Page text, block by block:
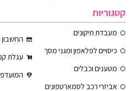
קטגוריות
מעבדת תיקונים
כיסויים לפלאפון ומגני מסך
מטענים וכבלים
אביזרי רכב לסמארטפונים
החשבון
עגלת